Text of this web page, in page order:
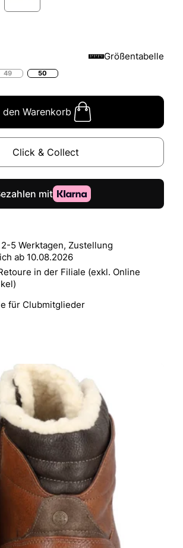
Größentabelle
49 50
den Warenkorb
Click & Collect
5 Werktagen, Zustellung
ab 10.08.2026
in der Filiale (exkl. Online
für Clubmitglieder